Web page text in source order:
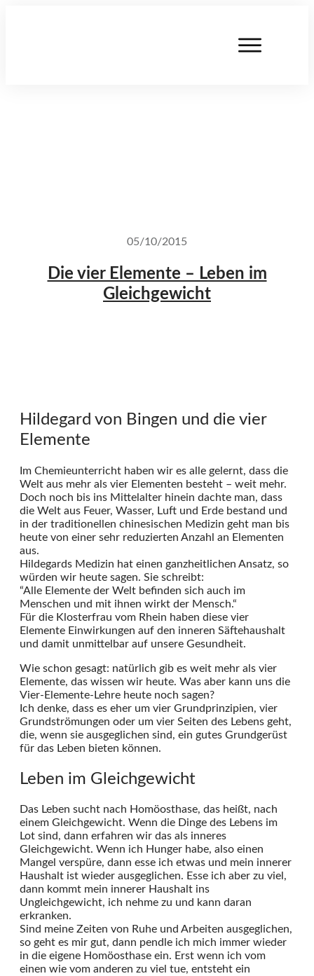
05/10/2015
Die vier Elemente – Leben im
Gleichgewicht
Hildegard von Bingen und die vier
Elemente
Im Chemieunterricht haben wir es alle gelernt, dass die
Welt aus mehr als vier Elementen besteht – weit mehr.
Doch noch bis ins Mittelalter hinein dachte man, dass
die Welt aus Feuer, Wasser, Luft und Erde bestand und
in der traditionellen chinesischen Medizin geht man bis
heute von einer sehr reduzierten Anzahl an Elementen
aus.
Hildegards Medizin hat einen ganzheitlichen Ansatz, so
würden wir heute sagen. Sie schreibt:
“Alle Elemente der Welt befinden sich auch im
Menschen und mit ihnen wirkt der Mensch.“
Für die Klosterfrau vom Rhein haben diese vier
Elemente Einwirkungen auf den inneren Säftehaushalt
und damit unmittelbar auf unsere Gesundheit.
Wie schon gesagt: natürlich gib es weit mehr als vier
Elemente, das wissen wir heute. Was aber kann uns die
Vier-Elemente-Lehre heute noch sagen?
Ich denke, dass es eher um vier Grundprinzipien, vier
Grundströmungen oder um vier Seiten des Lebens geht,
die, wenn sie ausgeglichen sind, ein gutes Grundgerüst
für das Leben bieten können.
Leben im Gleichgewicht
Das Leben sucht nach Homöosthase, das heißt, nach
einem Gleichgewicht. Wenn die Dinge des Lebens im
Lot sind, dann erfahren wir das als inneres
Gleichgewicht. Wenn ich Hunger habe, also einen
Mangel verspüre, dann esse ich etwas und mein innerer
Haushalt ist wieder ausgeglichen. Esse ich aber zu viel,
dann kommt mein innerer Haushalt ins
Ungleichgewicht, ich nehme zu und kann daran
erkranken.
Sind meine Zeiten von Ruhe und Arbeiten ausgeglichen,
so geht es mir gut, dann pendle ich mich immer wieder
in die eigene Homöosthase ein. Erst wenn ich vom
einen wie vom anderen zu viel tue, entsteht ein